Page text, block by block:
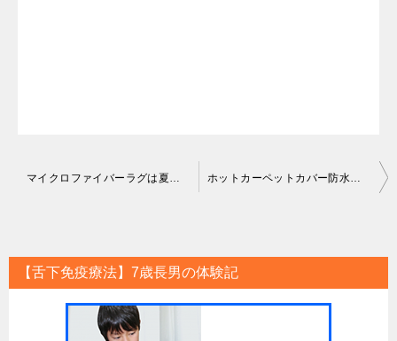
ビ
ゲ
マイクロファイバーラグは夏暑い？購入前にチェックしておきたいポイントとは！ ホットカーペットカバー防水のおすすめは？サッと拭ける子育てママ必見のコレ！
【舌下免疫療法】7歳長男の体験記